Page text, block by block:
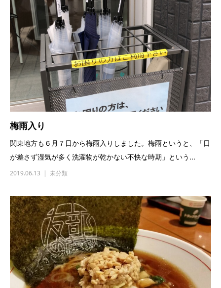
梅雨入り
関東地方も６月７日から梅雨入りしました。梅雨というと、「日
が差さず湿気が多く洗濯物が乾かない不快な時期」という...
2019.06.13 未分類